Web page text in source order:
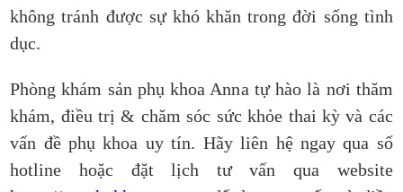
không tránh được sự khó khăn trong đời sống tình
dục.
Phòng khám sản phụ khoa Anna tự hào là nơi thăm
khám, điều trị & chăm sóc sức khỏe thai kỳ và các
vấn đề phụ khoa uy tín. Hãy liên hệ ngay qua số
hotline hoặc đặt lịch tư vấn qua website